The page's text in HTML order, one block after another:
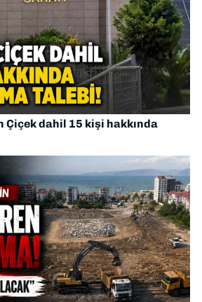
Çiçek dahil 15 kişi hakkında